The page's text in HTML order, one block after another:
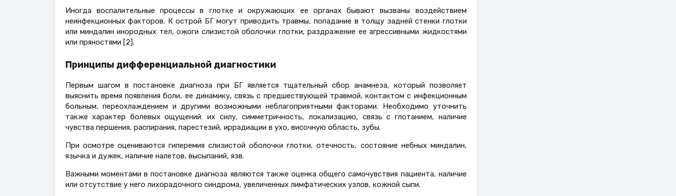
Иногда воспалительные процессы в глотке и окружающих ее органах бывают вызваны воздействием
неинфекционных факторов. К острой БГ могут приводить травмы, попадание в толщу задней стенки глотки
или миндалин инородных тел, ожоги слизистой оболочки глотки, раздражение ее агрессивными жидкостями
или пряностями [2].
Принципы дифференциальной диагностики
Первым шагом в постановке диагноза при БГ является тщательный сбор анамнеза, который позволяет
выяснить время появления боли, ее динамику, связь с предшествующей травмой, контактом с инфекционным
больным, переохлаждением и другими возможными неблагоприятными факторами. Необходимо уточнить
также характер болевых ощущений: их силу, симметричность, локализацию, связь с глотанием, наличие
чувства першения, распирания, парестезий, иррадиации в ухо, височную область, зубы.
При осмотре оцениваются гиперемия слизистой оболочки глотки, отечность, состояние небных миндалин,
язычка и дужек, наличие налетов, высыпаний, язв.
Важными моментами в постановке диагноза являются также оценка общего самочувствия пациента, наличие
или отсутствие у него лихорадочного синдрома, увеличенных лимфатических узлов, кожной сыпи.